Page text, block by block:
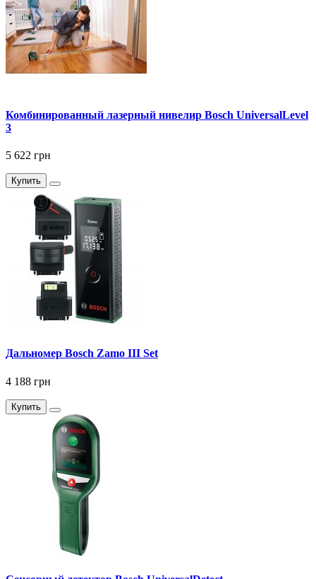
Комбинированный лазерный нивелир Bosch UniversalLevel
3
5 622 грн
Купить
Дальномер Bosch Zamo III Set
4 188 грн
Купить